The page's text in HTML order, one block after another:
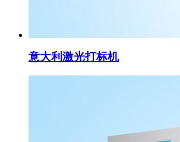
意大利激光打标机